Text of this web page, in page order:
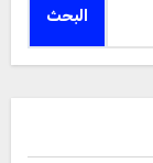
البحث